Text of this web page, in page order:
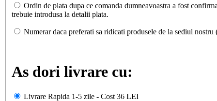
Ordin de plata dupa ce comanda dumneavoastra a fost
trebuie introdusa la detalii plata.
Numerar daca preferati sa ridicati produsele de la sediul
As dori livrare cu:
Livrare Rapida 1-5 zile - Cost 36 LEI